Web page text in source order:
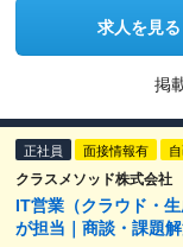
求人を見る
掲
正社員 面接情報有
クラスメソッド株式会社
IT営業（クラウド・
が担当｜商談・課題